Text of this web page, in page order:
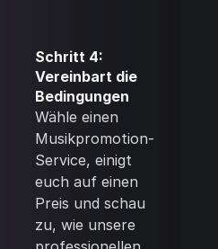
Schritt 4:
Vereinbart die
Bedingungen
Wähle einen
Musikpromotion-
Service, einigt
euch auf einen
Preis und schau
zu, wie unsere